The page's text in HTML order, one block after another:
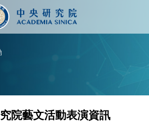
院藝文活動表演資訊